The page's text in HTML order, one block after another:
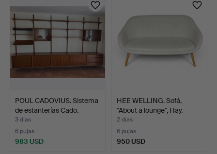
POUL CADOVIUS. Sistema
de estanterías Cado.
3 días
6 pujas
983 USD
HEE WELLING. Sofá,
"About a lounge", Hay.
2 días
6 pujas
950 USD